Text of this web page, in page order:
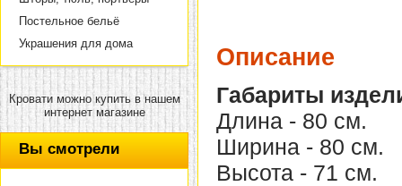
Постельное бельё
Украшения для дома
Кровати можно купить в нашем
интернет магазине
Вы смотрели
Описание
Габариты
Длина - 80 см.
Ширина - 80 см.
Высота - 71 см.